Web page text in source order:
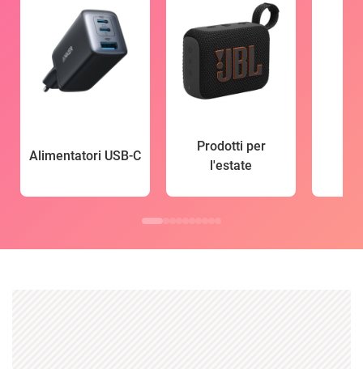
Alimentatori USB-C
Prodotti per
l'estate